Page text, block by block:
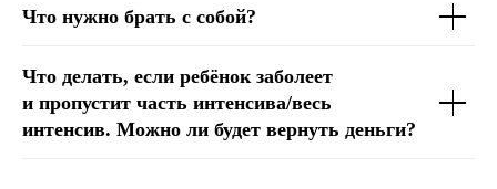
Что нужно брать с собой?
Что делать, если ребёнок заболеет
и пропустит часть интенсива/весь
интенсив. Можно ли будет вернуть деньги?